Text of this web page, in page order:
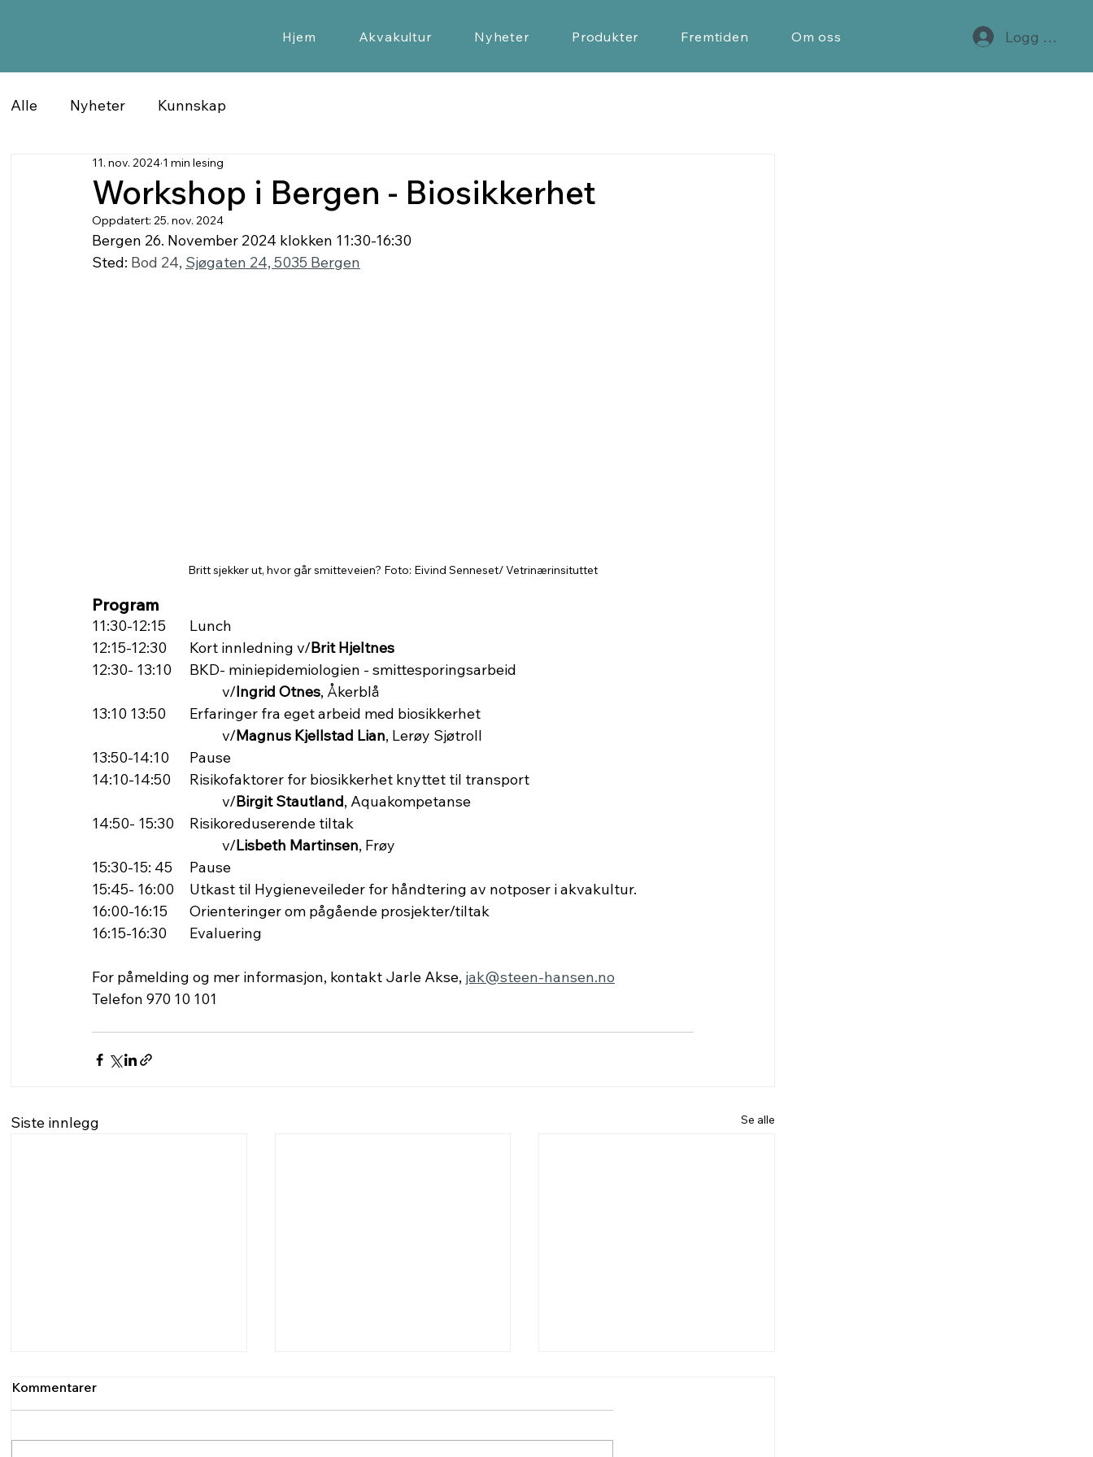
Hjem Akvakultur Nyheter Produkter Fremtiden Om oss Logg inn
Alle Nyheter Kunnskap
Workshop i Bergen - Biosikkerhet
11. nov. 2024 1 min lesing
Oppdatert: 25. nov. 2024
Bergen 26. November 2024 klokken 11:30-16:30
Sted: Bod 24, Sjøgaten 24, 5035 Bergen
Britt sjekker ut, hvor går smitteveien? Foto: Eivind Senneset/ Vetrinærinsituttet
Program
11:30-12:15 	Lunch
12:15-12:30 	Kort innledning v/Brit Hjeltnes
12:30- 13:10 	BKD- miniepidemiologien - smittesporingsarbeid
				v/
Ingrid Otnes, Åkerblå
13:10 13:50 	Erfaringer fra eget arbeid med biosikkerhet
				v/
Magnus Kjellstad Lian, Lerøy Sjøtroll
13:50-14:10 	Pause
14:10-14:50 	Risikofaktorer for biosikkerhet knyttet til transport
				v/
Birgit Stautland, Aquakompetanse
14:50- 15:30 	Risikoreduserende tiltak
				v/
Lisbeth Martinsen, Frøy
15:30-15: 45 	Pause
15:45- 16:00 	Utkast til Hygieneveileder for håndtering av notposer i akvakultur.
16:00-16:15 	Orienteringer om pågående prosjekter/tiltak
16:15-16:30	Evaluering
For påmelding og mer informasjon, kontakt Jarle Akse, jak@steen-hansen.no
Telefon 970 10 101
Siste innlegg Se alle
Kommentarer